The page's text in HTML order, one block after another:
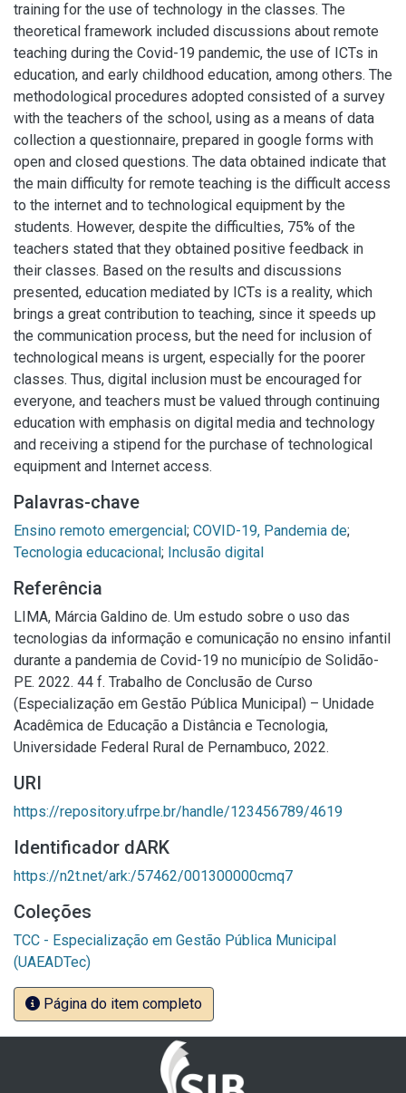
training for the use of technology in the classes. The
theoretical framework included discussions about remote
teaching during the Covid-19 pandemic, the use of ICTs in
education, and early childhood education, among others. The
methodological procedures adopted consisted of a survey
with the teachers of the school, using as a means of data
collection a questionnaire, prepared in google forms with
open and closed questions. The data obtained indicate that
the main difficulty for remote teaching is the difficult access
to the internet and to technological equipment by the
students. However, despite the difficulties, 75% of the
teachers stated that they obtained positive feedback in
their classes. Based on the results and discussions
presented, education mediated by ICTs is a reality, which
brings a great contribution to teaching, since it speeds up
the communication process, but the need for inclusion of
technological means is urgent, especially for the poorer
classes. Thus, digital inclusion must be encouraged for
everyone, and teachers must be valued through continuing
education with emphasis on digital media and technology
and receiving a stipend for the purchase of technological
equipment and Internet access.
Palavras-chave
Ensino remoto emergencial; COVID-19, Pandemia de;
Tecnologia educacional; Inclusão digital
Referência
LIMA, Márcia Galdino de. Um estudo sobre o uso das
tecnologias da informação e comunicação no ensino infantil
durante a pandemia de Covid-19 no município de Solidão-
PE. 2022. 44 f. Trabalho de Conclusão de Curso
(Especialização em Gestão Pública Municipal) – Unidade
Acadêmica de Educação a Distância e Tecnologia,
Universidade Federal Rural de Pernambuco, 2022.
URI
https://repository.ufrpe.br/handle/123456789/4619
Identificador dARK
https://n2t.net/ark:/57462/001300000cmq7
Coleções
TCC - Especialização em Gestão Pública Municipal
(UAEADTec)
Página do item completo